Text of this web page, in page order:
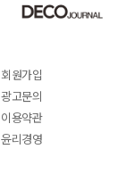
회원가입
광고문의
이용약관
윤리경영